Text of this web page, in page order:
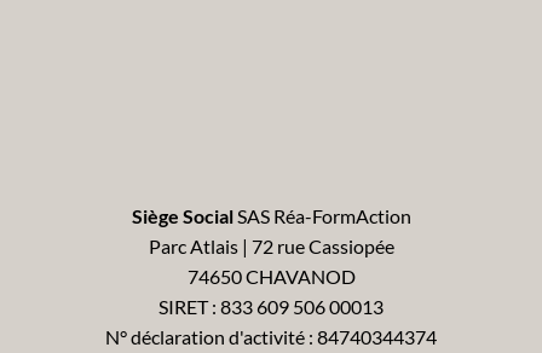
Siège SocialSAS Réa-FormAction
Parc Atlais | 72 rue Cassiopée
74650 CHAVANOD
SIRET : 833 609 506 00013
N° déclaration d'activité : 84740344374